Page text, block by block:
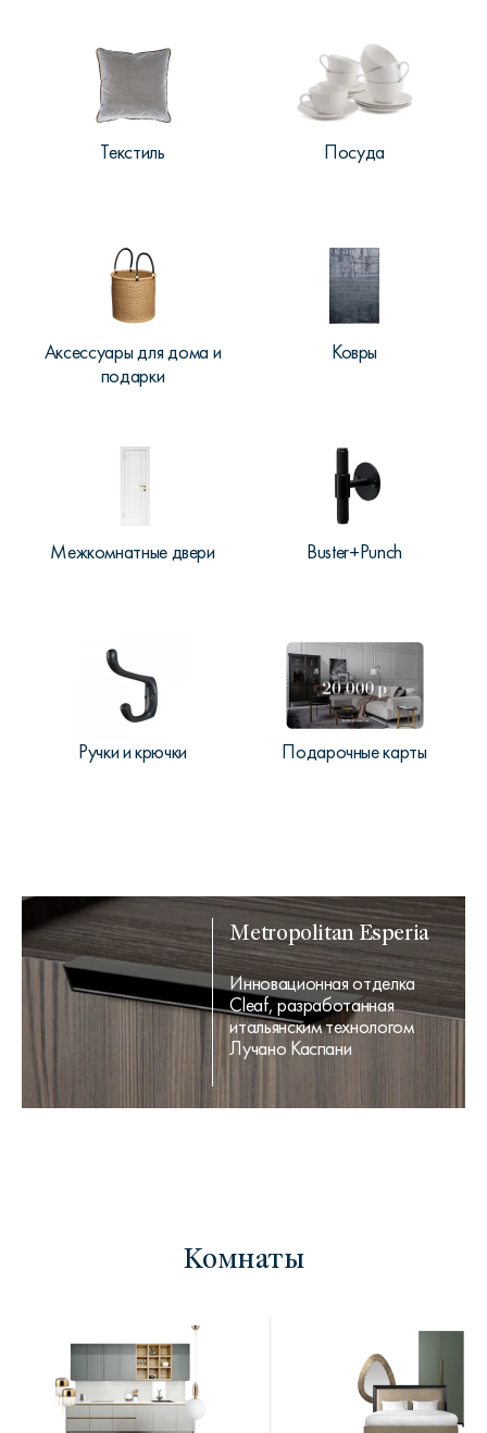
Текстиль Посуда
Аксессуары для дома и
подарки
Ковры
Межкомнатные двери Buster+Punch
Ручки и крючки Подарочные карты
Metropolitan Esperia
Инновационная отделка
Cleaf, разработанная
итальянским технологом
Лучано Каспани
Комнаты